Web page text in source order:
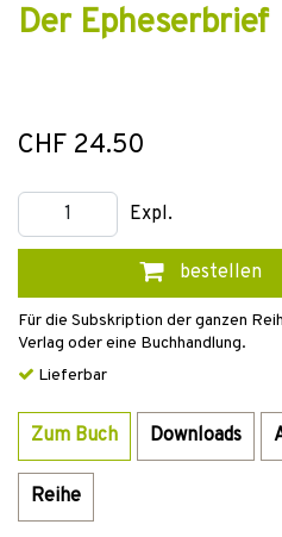
Der Epheserbrief
CHF 24.50
Expl.
bestellen
Für die Subskription der ganzen
Verlag oder eine Buchhandlung.
Lieferbar
Zum Buch Downloads
Reihe